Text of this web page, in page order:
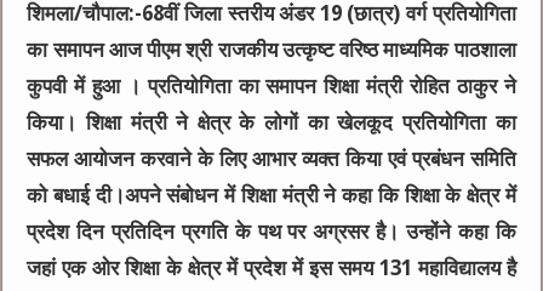
शिमला/चौपाल:-68वीं जिला स्तरीय अंडर 19 (छात्र) वर्ग प्रतियोगिता
का समापन आज पीएम श्री राजकीय उत्कृष्ट वरिष्ठ माध्यमिक पाठशाला
कुपवी में हुआ । प्रतियोगिता का समापन शिक्षा मंत्री रोहित ठाकुर ने
किया। शिक्षा मंत्री ने क्षेत्र के लोगों का खेलकूद प्रतियोगिता का
सफल आयोजन करवाने के लिए आभार व्यक्त किया एवं प्रबंधन समिति
को बधाई दी।अपने संबोधन में शिक्षा मंत्री ने कहा कि शिक्षा के क्षेत्र में
प्रदेश दिन प्रतिदिन प्रगति के पथ पर अग्रसर है। उन्होंने कहा कि
जहां एक ओर शिक्षा के क्षेत्र में प्रदेश में इस समय 131 महाविद्यालय है